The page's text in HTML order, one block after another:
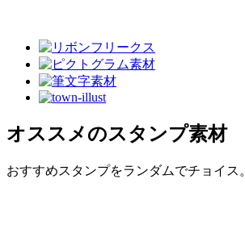
オススメのスタンプ素材
おすすめスタンプをランダムでチョイス。